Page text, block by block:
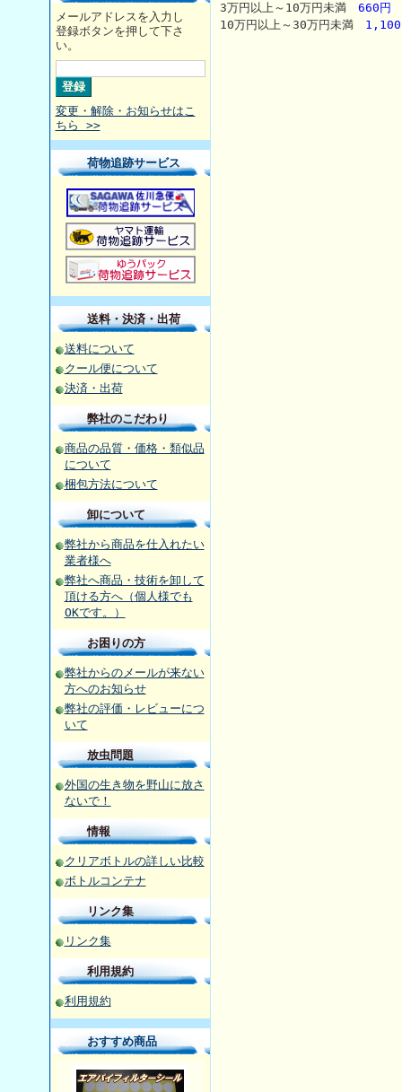
メールアドレスを入力し
登録ボタンを押して下さ
い。
変更・解除・お知らせはこ
ちら >>
荷物追跡サービス
送料・決済・出荷
送料について
クール便について
決済・出荷
弊社のこだわり
商品の品質・価格・類似品
について
梱包方法について
卸について
弊社から商品を仕入れたい
業者様へ
弊社へ商品・技術を卸して
頂ける方へ（個人様でも
OKです。）
お困りの方
弊社からのメールが来ない
方へのお知らせ
弊社の評価・レビューにつ
いて
放虫問題
外国の生き物を野山に放さ
ないで！
情報
クリアボトルの詳しい比較
ボトルコンテナ
リンク集
リンク集
利用規約
利用規約
おすすめ商品
3万円以上～10万円未満 660円
10万円以上～30万円未満 1,100